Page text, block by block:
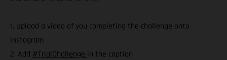
1. Upload a video of you completing the challenge onto
Instagram
2. Add #TrialChallenge in the caption